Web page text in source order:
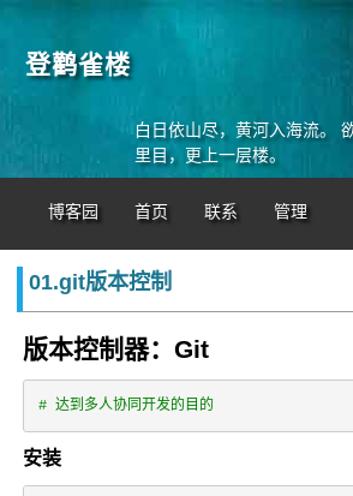
登鹳雀楼
白日依山尽，黄河入海流。
里目，更上一层楼。
博客园 首页 联系 管理
01.git版本控制
版本控制器：Git
# 达到多人协同开发的目的
安装